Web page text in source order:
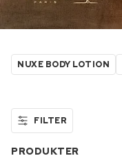
NUXE BODY LOTION
FILTER
PRODUKTER